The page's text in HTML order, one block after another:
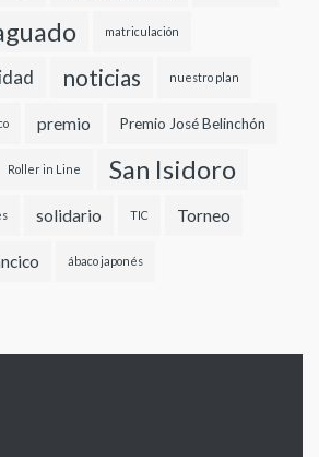
matriculación
noticias nuestro plan
premio Premio José Belinchón
Roller in Line San Isidoro
solidario TIC Torneo
ábaco japonés